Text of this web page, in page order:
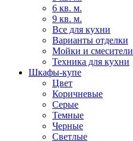
6 кв. м.
9 кв. м.
Все для кухни
Варианты отделки
Мойки и смесители
Техника для кухни
Шкафы-купе
Цвет
Коричневые
Серые
Темные
Черные
Светлые